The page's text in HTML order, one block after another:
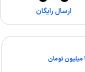
ارسال رایگان